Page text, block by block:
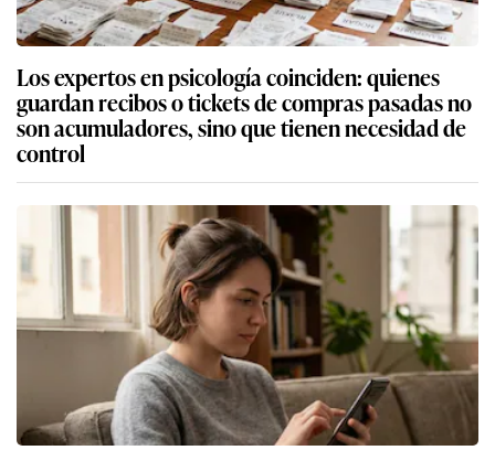
Los expertos en psicología coinciden: quienes
guardan recibos o tickets de compras pasadas no
son acumuladores, sino que tienen necesidad de
control